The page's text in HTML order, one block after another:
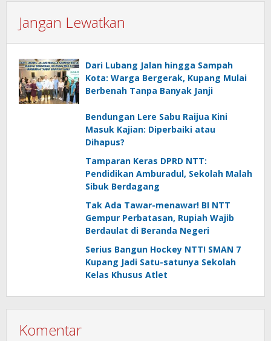
Jangan Lewatkan
Dari Lubang Jalan hingga Sampah
Kota: Warga Bergerak, Kupang Mulai
Berbenah Tanpa Banyak Janji
Bendungan Lere Sabu Raijua Kini
Masuk Kajian: Diperbaiki atau
Dihapus?
Tamparan Keras DPRD NTT:
Pendidikan Amburadul, Sekolah Malah
Sibuk Berdagang
Tak Ada Tawar-menawar! BI NTT
Gempur Perbatasan, Rupiah Wajib
Berdaulat di Beranda Negeri
Serius Bangun Hockey NTT! SMAN 7
Kupang Jadi Satu-satunya Sekolah
Kelas Khusus Atlet
Komentar